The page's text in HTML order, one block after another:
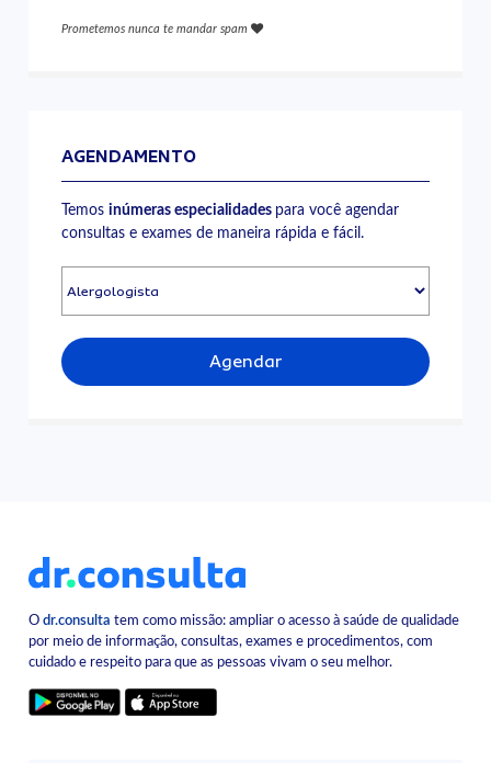
Prometemos nunca te mandar spam
AGENDAMENTO
Temosinúmeras especialidades para você agendar
consultas e exames de maneira rápida e fácil.
Agendar
Odr.consulta tem como missão: ampliar o acesso à saúde de qualidade
por meio de informação, consultas, exames e procedimentos, com
cuidado e respeito para que as pessoas vivam o seu melhor.